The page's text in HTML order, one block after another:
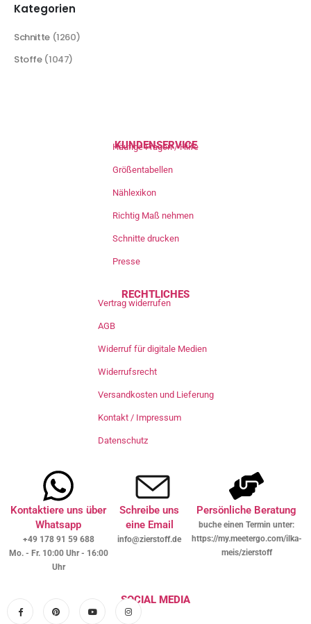
Kategorien
Schnitte (1260)
Stoffe (1047)
KUNDENSERVICE
Häufige Fragen / Hilfe
Größentabellen
Nählexikon
Richtig Maß nehmen
Schnitte drucken
Presse
RECHTLICHES
Vertrag widerrufen
AGB
Widerruf für digitale Medien
Widerrufsrecht
Versandkosten und Lieferung
Kontakt / Impressum
Datenschutz
Kontaktiere uns über
Whatsapp
+49 178 91 59 688
Mo. - Fr. 10:00 Uhr - 16:00
Uhr
Schreibe uns
eine Email
info@zierstoff.de
Persönliche Beratung
buche einen Termin unter:
https://my.meetergo.com/ilka-
meis/zierstoff
SOCIAL MEDIA